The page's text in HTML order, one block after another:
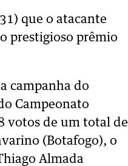
que o atacante
prestigioso prêmio
campanha do
Campeonato
votos de um total de
(Botafogo), o
Almada